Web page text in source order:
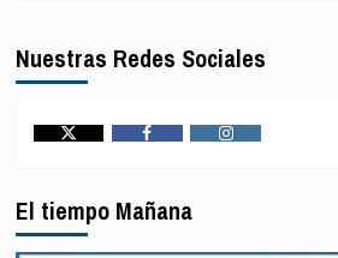
y
responde
que
«no
y
Nuestras Redes Sociales
El tiempo Mañana